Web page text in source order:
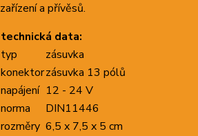
zařízení a přívěsů.
technická data:
typ
zásuvka
konektorzásuvka 13 pólů
napájení 12 - 24 V
norma
DIN11446
rozměry 6,5 x 7,5 x 5 cm